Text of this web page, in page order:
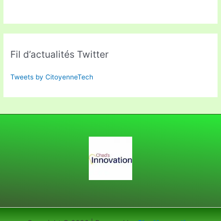
Fil d’actualités Twitter
Tweets by CitoyenneTech